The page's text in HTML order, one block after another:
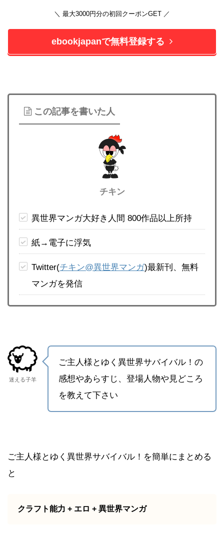
＼ 最大3000円分の初回クーポンGET ／
ebookjapanで無料登録する
この記事を書いた人
チキン
異世界マンガ大好き人間 800作品以上所持
紙→電子に浮気
Twitter(チキン@異世界マンガ)最新刊、無料
マンガを発信
迷える子羊
ご主人様とゆく異世界サバイバル！の
感想やあらすじ、登場人物や見どころ
を教えて下さい
ご主人様とゆく異世界サバイバル！を簡単にまとめる
と
クラフト能力 + エロ + 異世界マンガ